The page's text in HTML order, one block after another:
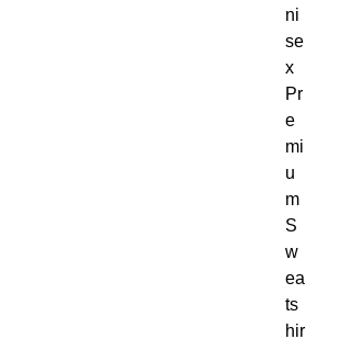
ni
se
x
Pr
e
mi
u
m
S
w
ea
ts
hir